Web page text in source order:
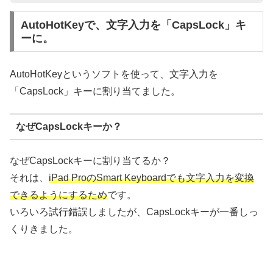
AutoHotKeyで、文字入力を「CapsLock」キ
ーに。
AutoHotKeyというソフトを使って、文字入力を
「CapsLock」キーに割り当てました。
なぜCapsLockキーか？
なぜCapsLockキーに割り当てるか？
それは、 iPad ProのSmart Keyboardでも文字入力を変換
できるようにするためです。
いろいろ試行錯誤しましたが、CapsLockキーが一番しっ
くりきました。